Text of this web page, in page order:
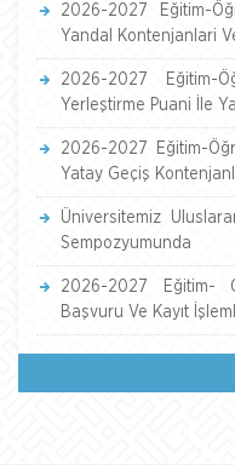
2026-2027 Eğitim-
Yandal Kontenjanlari
2026-2027 Eğitim-
Yerleştirme Puani İle
2026-2027 Eğitim-
Yatay Geçiş
Üniversitemiz
Sempozyumunda
2026-2027 Eğitim-
Başvuru Ve Kayıt